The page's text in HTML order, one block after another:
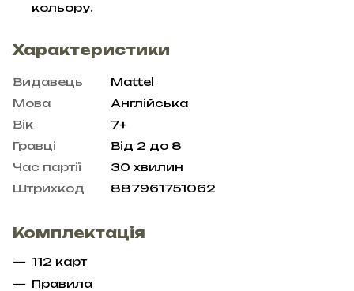
кольору.
Характеристики
Видавець
Mattel
Мова
Англійська
Вік
7+
Гравці
Від 2 до 8
Час партії
30 хвилин
Штрихкод
887961751062
Комплектація
112 карт
Правила